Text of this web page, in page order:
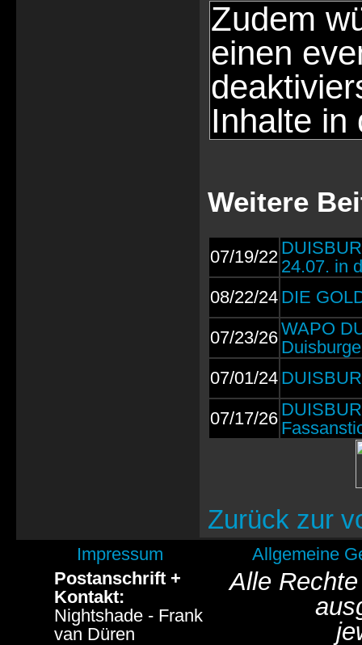
Zudem
einen
Inhalte in
Weitere
07/19/22 24.07. in
08/22/24 DIE
07/23/26WAPO
07/01/24
07/17/26
Zurück zur
Impressum
Allgemeine
Postanschrift +
Kontakt:
Nightshade - Frank
van Düren
Alle